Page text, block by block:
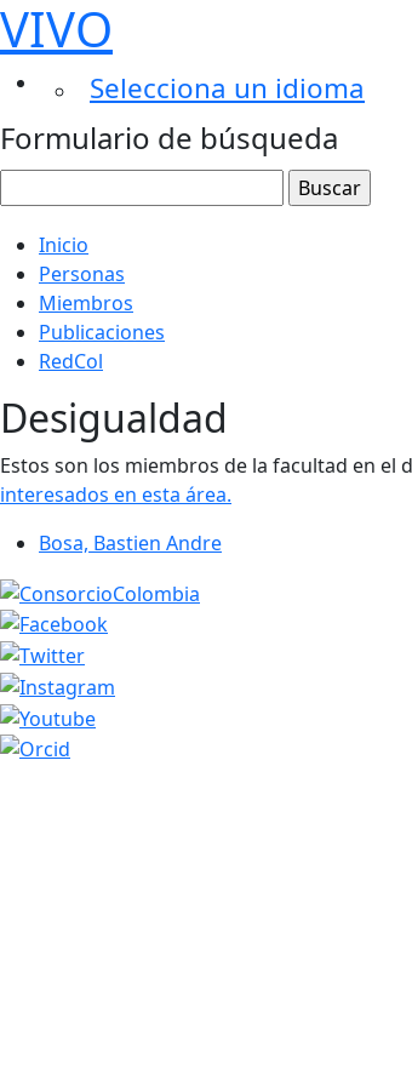
VIVO
Selecciona un idioma
Formulario de búsqueda
Inicio
Personas
Miembros
Publicaciones
RedCol
Desigualdad
Estos son los miembros de la facultad en
interesados ​​en esta área.
Bosa, Bastien Andre